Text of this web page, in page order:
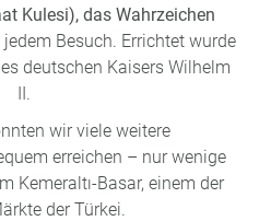
Kulesi), das Wahrzeichen
Besuch. Errichtet wurde
deutschen Kaisers Wilhelm
II.
wir viele weitere
erreichen – nur wenige
Kemeraltı-Basar, einem der
der Türkei.